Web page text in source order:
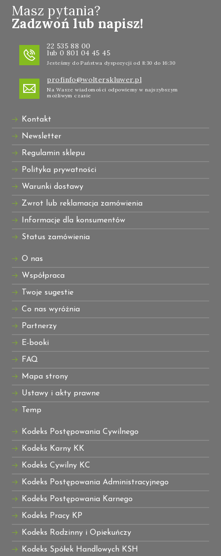
Masz pytania?
Zadzwoń lub napisz!
22 535 88 00
lub 0 801 04 45 45
Jesteśmy do Państwa dyspozycji od 8:30 do 16:30
profinfo@wolterskluwer.pl
Na Wasze wiadomości odpowiemy w najszybszym
możliwym czasie
Kontakt
Newsletter
Regulamin sklepu
Polityka prywatności
Warunki dostawy
Zwrot lub reklamacja zamówienia
Informacje dla konsumentów
Status zamówienia
O nas
Współpraca
Twoje sugestie
Co nas wyróżnia
Partnerzy
E-booki
FAQ
Mapa strony
Ustawy i akty prawne
Temp
Kodeks Postępowania Cywilnego
Kodeks Karny KK
Kodeks Cywilny KC
Kodeks Postępowania Administracyjnego
Kodeks Postępowania Karnego
Kodeks Pracy KP
Kodeks Rodzinny i Opiekuńczy
Kodeks Spółek Handlowych KSH